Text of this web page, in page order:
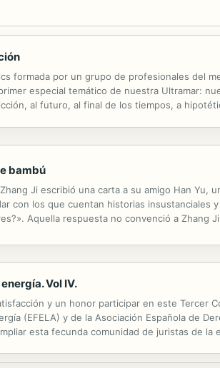
formada por un grupo de profesionales del
especial temático de nuestra Ultramar:
al futuro, al final de los tiempos, a
bambú
Ji escribió una carta a su amigo Han
con los que cuentan historias
Aquella respuesta no convenció a Zhang
Vol IV.
y un honor participar en este Tercer
(EFELA) y de la Asociación Española de
esta fecunda comunidad de juristas de